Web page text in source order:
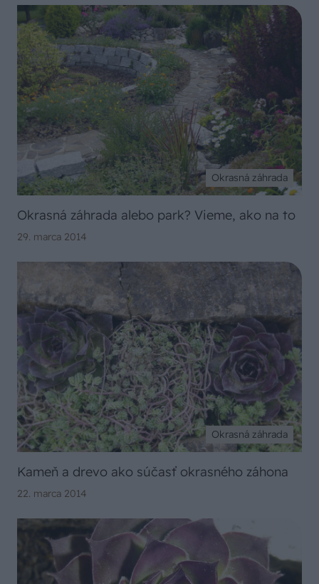
Okrasná záhrada
Okrasná záhrada alebo park? Vieme, ako na to
29. marca 2014
Okrasná záhrada
Kameň a drevo ako súčasť okrasného záhona
22. marca 2014